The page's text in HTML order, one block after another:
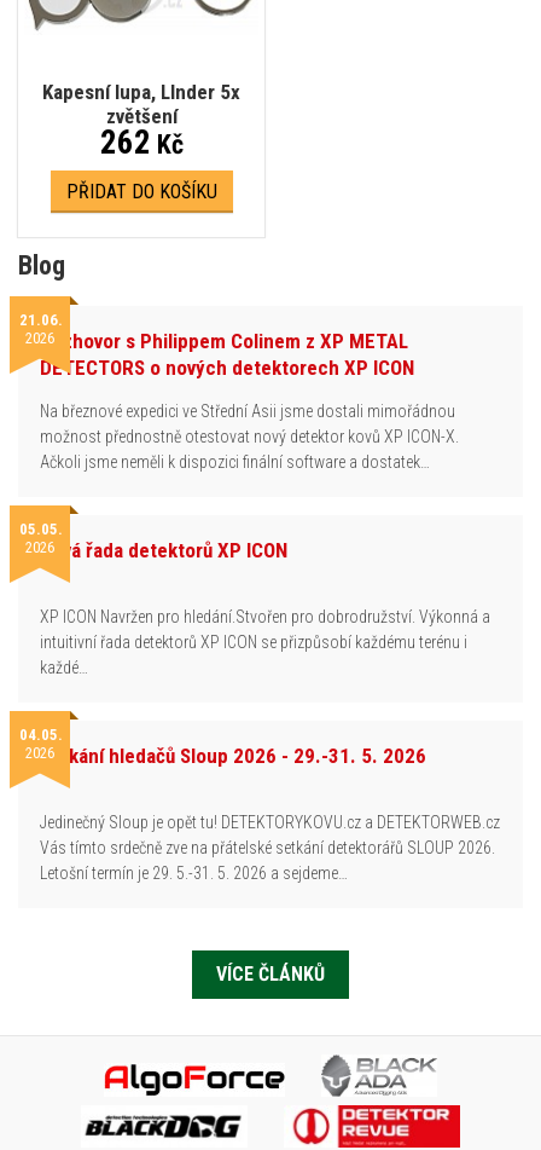
Kapesní lupa, LInder 5x
zvětšení
262 Kč
PŘIDAT DO KOŠÍKU
Blog
21.06.
2026Rozhovor s Philippem Colinem z XP METAL
DETECTORS o nových detektorech XP ICON
Na březnové expedici ve Střední Asii jsme dostali mimořádnou
možnost přednostně otestovat nový detektor kovů XP ICON-X.
Ačkoli jsme neměli k dispozici finální software a dostatek…
05.05.
2026Nová řada detektorů XP ICON
XP ICON Navržen pro hledání.Stvořen pro dobrodružství. Výkonná a
intuitivní řada detektorů XP ICON se přizpůsobí každému terénu i
každé…
04.05.
2026Setkání hledačů Sloup 2026 - 29.-31. 5. 2026
Jedinečný Sloup je opět tu! DETEKTORYKOVU.cz a DETEKTORWEB.cz
Vás tímto srdečně zve na přátelské setkání detektorářů SLOUP 2026.
Letošní termín je 29. 5.-31. 5. 2026 a sejdeme…
VÍCE ČLÁNKŮ